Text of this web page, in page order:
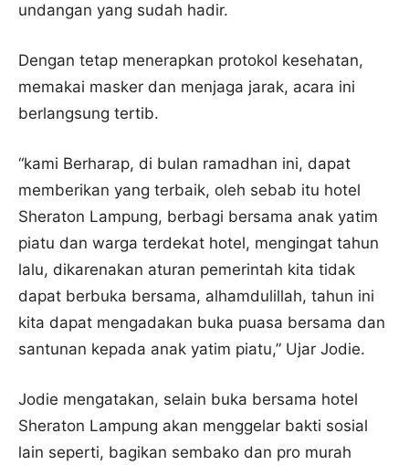
undangan yang sudah hadir.
Dengan tetap menerapkan protokol kesehatan,
memakai masker dan menjaga jarak, acara ini
berlangsung tertib.
“kami Berharap, di bulan ramadhan ini, dapat
memberikan yang terbaik, oleh sebab itu hotel
Sheraton Lampung, berbagi bersama anak yatim
piatu dan warga terdekat hotel, mengingat tahun
lalu, dikarenakan aturan pemerintah kita tidak
dapat berbuka bersama, alhamdulillah, tahun ini
kita dapat mengadakan buka puasa bersama dan
santunan kepada anak yatim piatu,” Ujar Jodie.
Jodie mengatakan, selain buka bersama hotel
Sheraton Lampung akan menggelar bakti sosial
lain seperti, bagikan sembako dan pro murah